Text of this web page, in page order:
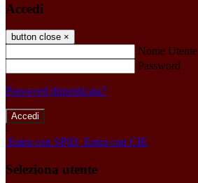
Accedi
button close ×
Nome Utente
Password
Password dimenticata?
-
Entra con SPID Entra con CIE
Seleziona utente